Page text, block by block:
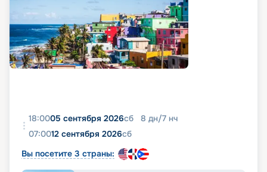
18:0005 сентября 2026сб 8 дн/7 нч
07:0012 сентября 2026сб
Вы посетите 3 страны: